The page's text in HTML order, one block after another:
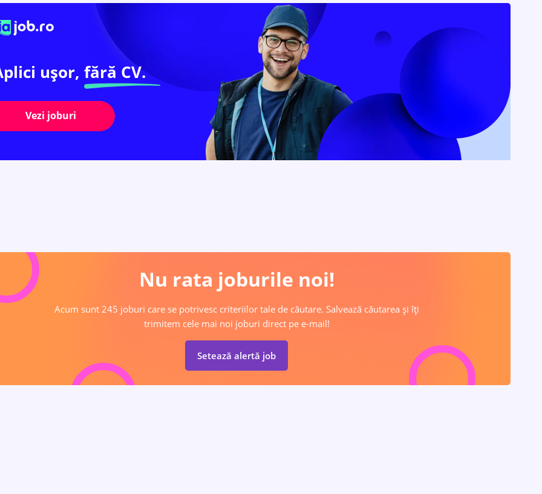
ușor, fără CV.
Vezi joburi
Nu rata joburile noi!
Acum sunt 245 joburi care se potrivesc criteriilor tale de căutare. Salvează căutarea și îți
trimitem cele mai noi joburi direct pe e-mail!
Setează alertă job